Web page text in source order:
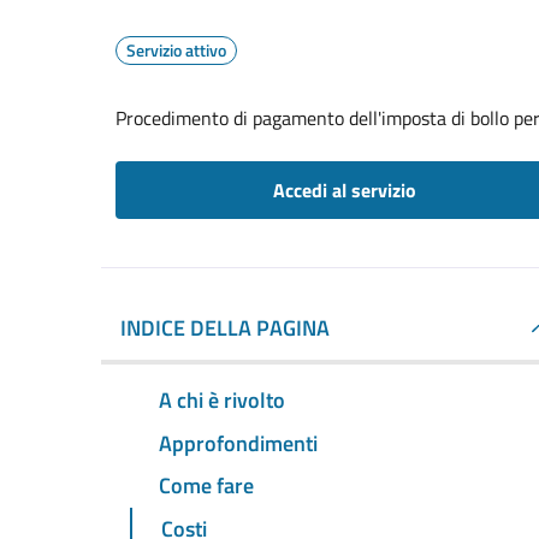
Servizio attivo
Procedimento di pagamento dell'imposta di bollo
Accedi al servizio
INDICE DELLA PAGINA
A chi è rivolto
Approfondimenti
Come fare
Costi